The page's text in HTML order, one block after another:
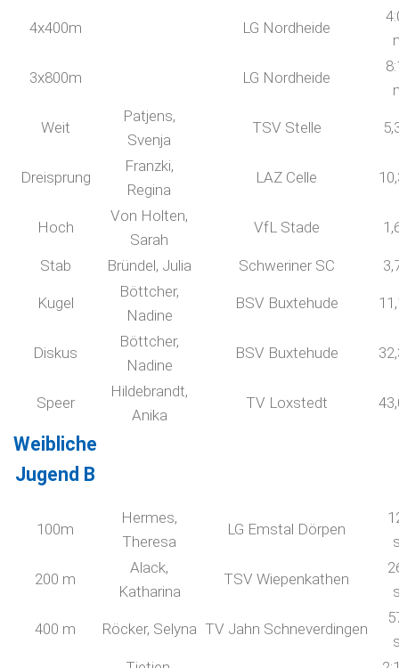
4x400m LG Nordheide
3x800m LG Nordheide
Weit
Patjens,
Svenja
TSV Stelle
Dreisprung
Franzki,
Regina
LAZ Celle
Hoch
Von Holten,
Sarah
VfL Stade
Stab Bründel, Julia Schweriner SC
Kugel
Böttcher,
Nadine
BSV Buxtehude
Diskus
Böttcher,
Nadine
BSV Buxtehude
Speer
Hildebrandt,
Anika
TV Loxstedt
Weibliche
Jugend B
100m
Hermes,
Theresa
LG Emstal Dörpen
200 m
Alack,
Katharina
TSV Wiepenkathen
400 m Röcker, Selyna TV Jahn Schneverdingen